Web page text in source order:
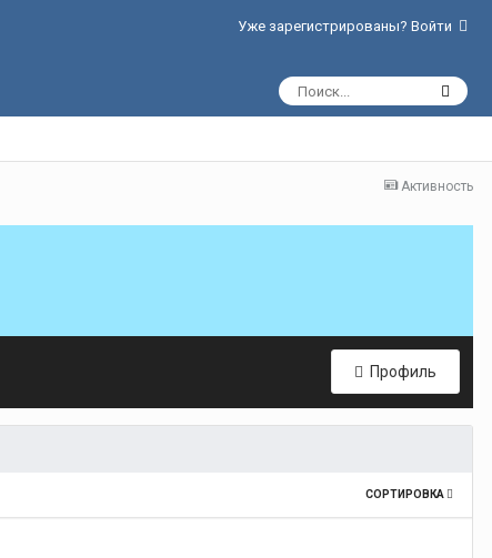
Уже зарегистрированы? Войти
Активность
Профиль
СОРТИРОВКА